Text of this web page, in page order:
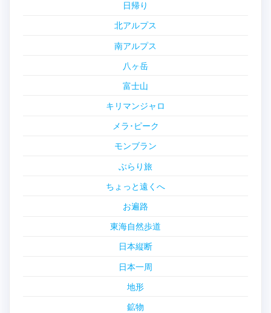
日帰り
北アルプス
南アルプス
八ヶ岳
富士山
キリマンジャロ
メラ･ピーク
モンブラン
ぶらり旅
ちょっと遠くへ
お遍路
東海自然歩道
日本縦断
日本一周
地形
鉱物